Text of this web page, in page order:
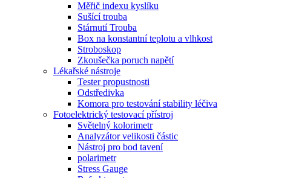
Měřič indexu kyslíku
Sušící trouba
Stárnutí Trouba
Box na konstantní teplotu a vlhkost
Stroboskop
Zkoušečka poruch napětí
Lékařské nástroje
Tester propustnosti
Odstředivka
Komora pro testování stability léčiva
Fotoelektrický testovací přístroj
Světelný kolorimetr
Analyzátor velikosti částic
Nástroj pro bod tavení
polarimetr
Stress Gauge